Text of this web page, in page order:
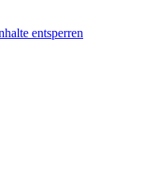
entsperren